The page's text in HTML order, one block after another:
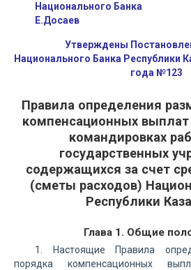
Национального Банка
Е.Досаев
Утверждены
Национального Банка Республики
года №123
Правила определения
компенсационных
командировках
государственных
содержащихся за счет
(сметы расходов)
Республики
Глава 1. Общие
1. Настоящие Правила
порядка компенсационных